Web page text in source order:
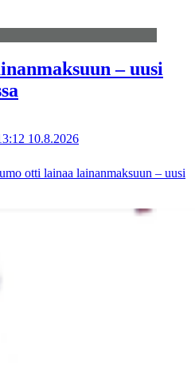
– uusi
10.8.2026
otti lainaa lainanmaksuun – uusi